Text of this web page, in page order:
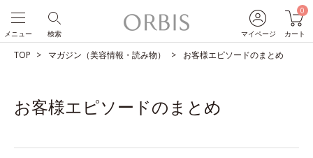
マイページ
0
カート
検索
メニュー
TOP マガジン（美容情報・読み物） お客様エピソードのまとめ
お客様エピソードのまとめ